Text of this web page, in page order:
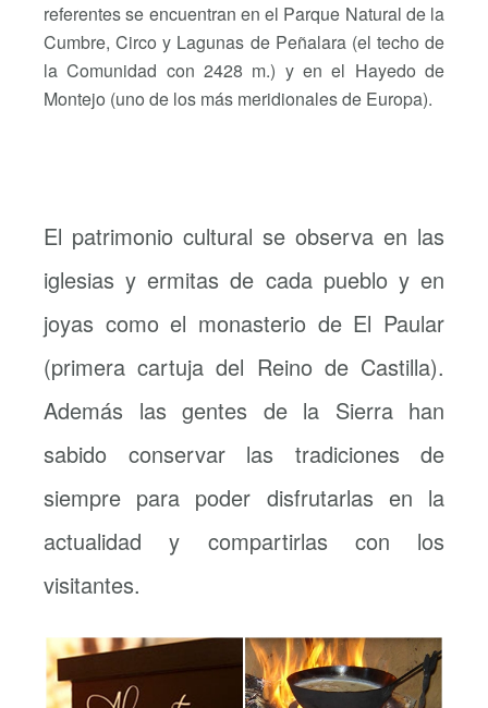
referentes se encuentran en el Parque Natural de la
Cumbre, Circo y Lagunas de Peñalara (el techo de
la Comunidad con 2428 m.) y en el Hayedo de
Montejo (uno de los más meridionales de Europa).
El patrimonio cultural se observa en las
iglesias y ermitas de cada pueblo y en
joyas como el monasterio de El Paular
(primera cartuja del Reino de Castilla).
Además las gentes de la Sierra han
sabido conservar las tradiciones de
siempre para poder disfrutarlas en la
actualidad y compartirlas con los
visitantes.